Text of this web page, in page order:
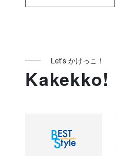
Let's かけっこ！
Kakekko!